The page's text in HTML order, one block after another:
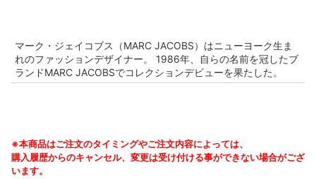
マーク・ジェイコブス（MARC JACOBS）はニューヨーク生ま
れのファッションデザイナー。 1986年、自らの名前を冠したブ
ランドMARC JACOBSでコレクションデビューを果たした。
※本商品はご注文のタイミングやご注文内容によっては、
購入履歴からのキャンセル、変更は受け付ける事ができない場合がござ
います。